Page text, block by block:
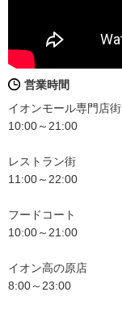
営業時間
イオンモール専門店街
10:00～21:00
レストラン街
11:00～22:00
フードコート
10:00～21:00
イオン高の原店
8:00～23:00